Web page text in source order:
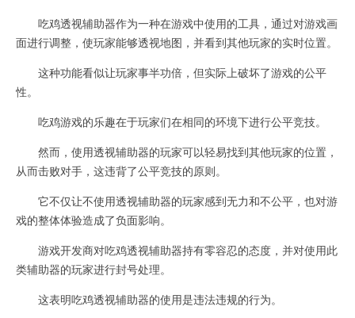
吃鸡透视辅助器作为一种在游戏中使用的工具，通过对游戏画
面进行调整，使玩家能够透视地图，并看到其他玩家的实时位置。
这种功能看似让玩家事半功倍，但实际上破坏了游戏的公平
性。
吃鸡游戏的乐趣在于玩家们在相同的环境下进行公平竞技。
然而，使用透视辅助器的玩家可以轻易找到其他玩家的位置，
从而击败对手，这违背了公平竞技的原则。
它不仅让不使用透视辅助器的玩家感到无力和不公平，也对游
戏的整体体验造成了负面影响。
游戏开发商对吃鸡透视辅助器持有零容忍的态度，并对使用此
类辅助器的玩家进行封号处理。
这表明吃鸡透视辅助器的使用是违法违规的行为。